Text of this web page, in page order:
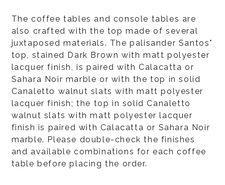
The coffee tables and console tables are
also crafted with the top made of several
juxtaposed materials. The palisander Santos*
top, stained Dark Brown with matt polyester
lacquer finish, is paired with Calacatta or
Sahara Noir marble or with the top in solid
Canaletto walnut slats with matt polyester
lacquer finish; the top in solid Canaletto
walnut slats with matt polyester lacquer
finish is paired with Calacatta or Sahara Noir
marble. Please double-check the finishes
and available combinations for each coffee
table before placing the order.